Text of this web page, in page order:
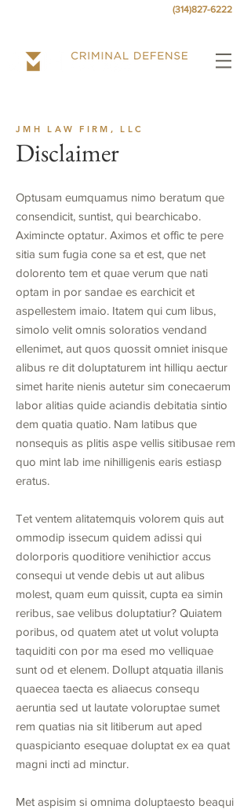
(314)827-6222
JMH LAW FIRM, LLC
Disclaimer
Optusam eumquamus nimo beratum que
consendicit, suntist, qui bearchicabo.
Aximincte optatur. Aximos et offic te pere
sitia sum fugia cone sa et est, que net
dolorento tem et quae verum que nati
optam in por sandae es earchicit et
aspellestem imaio. Itatem qui cum libus,
simolo velit omnis soloratios vendand
ellenimet, aut quos quossit omniet inisque
alibus re dit doluptaturem int hilliqu aectur
simet harite nienis autetur sim conecaerum
labor alitias quide aciandis debitatia sintio
dem quatia quatio. Nam latibus que
nonsequis as plitis aspe vellis sitibusae rem
quo mint lab ime nihilligenis earis estiasp
eratus.
Tet ventem alitatemquis volorem quis aut
ommodip issecum quidem adissi qui
dolorporis quoditiore venihictior accus
consequi ut vende debis ut aut alibus
molest, quam eum quissit, cupta ea simin
reribus, sae velibus doluptatiur? Quiatem
poribus, od quatem atet ut volut volupta
taquiditi con por ma esed mo velliquae
sunt od et elenem. Dollupt atquatia illanis
quaecea taecta es aliaecus consequ
aeruntia sed ut lautate voloruptae sumet
rem quatias nia sit litiberum aut aped
quaspicianto esequae doluptat ex ea quat
magni incti ad minctur.
Met aspisim si omnima doluptaesto beaqui